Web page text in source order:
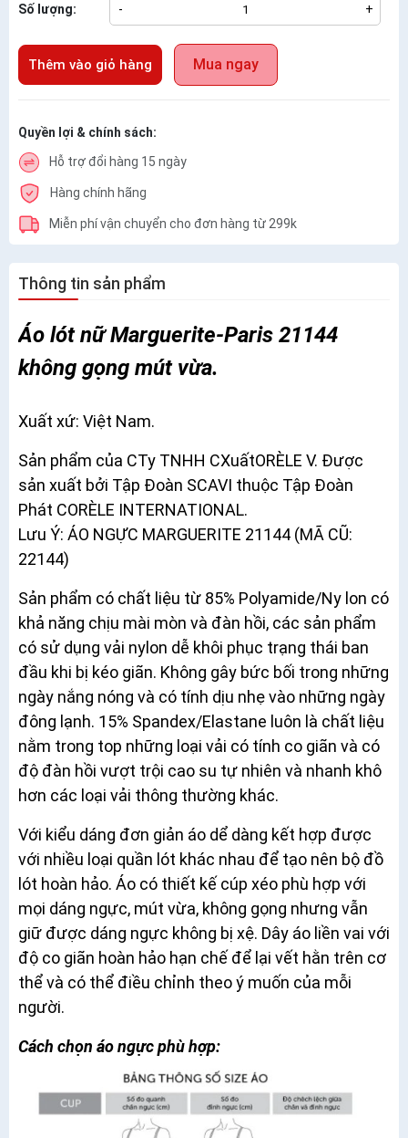
Số lượng: - +
Thêm vào giỏ hàng Mua ngay
Quyền lợi & chính sách:
Hỗ trợ đổi hàng 15 ngày
Hàng chính hãng
Miễn phí vận chuyển cho đơn hàng từ 299k
Thông tin sản phẩm
Áo lót nữ Marguerite-Paris 21144
không gọng mút vừa.
Xuất xứ: Việt Nam.
Sản phẩm của CTy TNHH CXuấtORÈLE V. Được
sản xuất bởi Tập Đoàn SCAVI thuộc Tập Đoàn
Phát CORÈLE INTERNATIONAL.
Lưu Ý: ÁO NGỰC MARGUERITE 21144 (MÃ CŨ:
22144)
Sản phẩm có chất liệu từ 85% Polyamide/Ny lon có
khả năng chịu mài mòn và đàn hồi, các sản phẩm
có sử dụng vải nylon dễ khôi phục trạng thái ban
đầu khi bị kéo giãn. Không gây bức bối trong những
ngày nắng nóng và có tính dịu nhẹ vào những ngày
đông lạnh. 15% Spandex/Elastane luôn là chất liệu
nằm trong top những loại vải có tính co giãn và có
độ đàn hồi vượt trội cao su tự nhiên và nhanh khô
hơn các loại vải thông thường khác.
Với kiểu dáng đơn giản áo dể dàng kết hợp được
với nhiều loại quần lót khác nhau để tạo nên bộ đồ
lót hoàn hảo. Áo có thiết kế cúp xéo phù hợp với
mọi dáng ngực, mút vừa, không gọng nhưng vẫn
giữ được dáng ngực không bị xệ. Dây áo liền vai với
độ co giãn hoàn hảo hạn chế để lại vết hằn trên cơ
thể và có thể điều chỉnh theo ý muốn của mỗi
người.
Cách chọn áo ngực phù hợp: